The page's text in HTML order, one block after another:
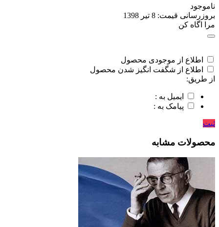
ناموجود
بروزرسانی قیمت: 8 تیر 1398
مرا اگاه کن
اطلاع از موجودی محصول
اطلاع از شگفت انگیز شدن محصول
از طریق:
ایمیل به :
پیامک به :
ثبت
محصولات مشابه